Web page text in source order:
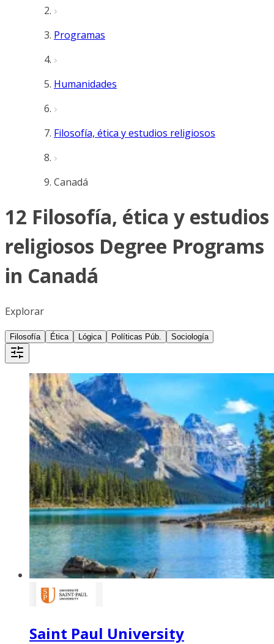
Programas
Humanidades
Filosofía, ética y estudios religiosos
Canadá
12 Filosofía, ética y estudios
religiosos Degree Programs
in Canadá
Explorar
Filosofía Ética Lógica Políticas Púb. Sociología
Saint Paul University